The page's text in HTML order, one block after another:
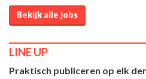
Bekijk alle jobs
LINE UP
Praktisch publiceren op elk